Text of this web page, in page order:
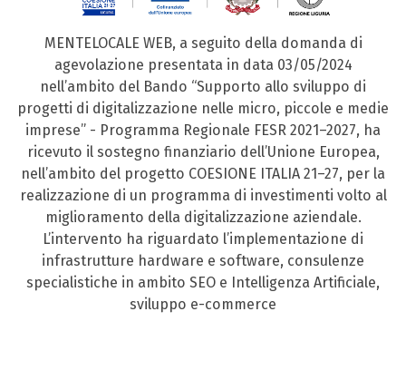
MENTELOCALE WEB, a seguito della domanda di
agevolazione presentata in data 03/05/2024
nell’ambito del Bando “Supporto allo sviluppo di
progetti di digitalizzazione nelle micro, piccole e medie
imprese” - Programma Regionale FESR 2021–2027, ha
ricevuto il sostegno finanziario dell’Unione Europea,
nell’ambito del progetto COESIONE ITALIA 21–27, per la
realizzazione di un programma di investimenti volto al
miglioramento della digitalizzazione aziendale.
L’intervento ha riguardato l’implementazione di
infrastrutture hardware e software, consulenze
specialistiche in ambito SEO e Intelligenza Artificiale,
sviluppo e-commerce